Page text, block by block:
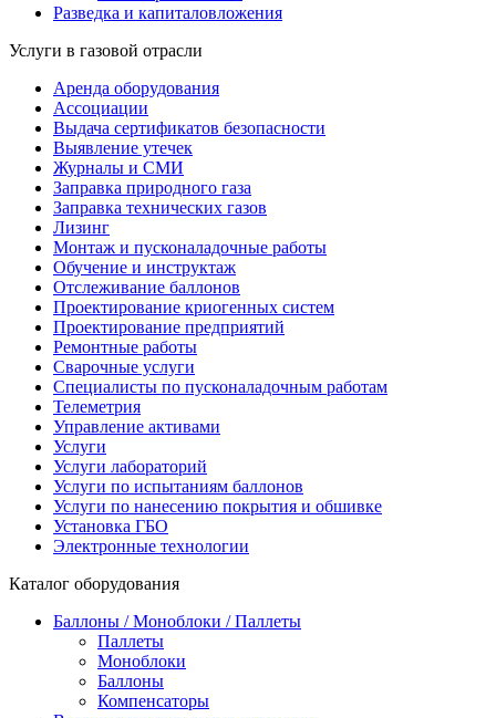
Разведка и капиталовложения
Услуги в газовой отрасли
Аренда оборудования
Ассоциации
Выдача сертификатов безопасности
Выявление утечек
Журналы и СМИ
Заправка природного газа
Заправка технических газов
Лизинг
Монтаж и пусконаладочные работы
Обучение и инструктаж
Отслеживание баллонов
Проектирование криогенных систем
Проектирование предприятий
Ремонтные работы
Сварочные услуги
Специалисты по пусконаладочным работам
Телеметрия
Управление активами
Услуги
Услуги лабораторий
Услуги по испытаниям баллонов
Услуги по нанесению покрытия и обшивке
Установка ГБО
Электронные технологии
Каталог оборудования
Баллоны / Моноблоки / Паллеты
Паллеты
Моноблоки
Баллоны
Компенсаторы